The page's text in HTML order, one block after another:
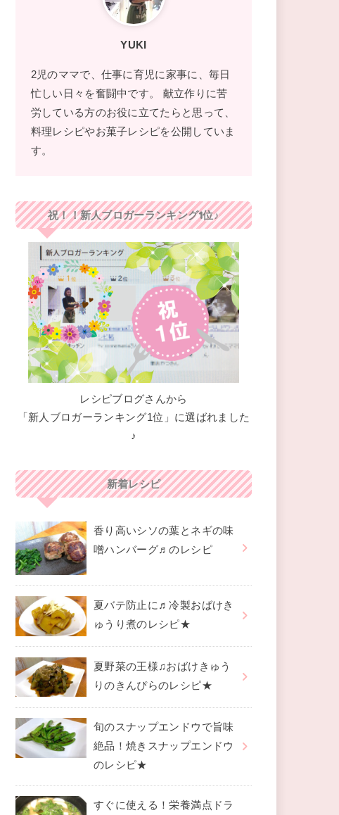
YUKI
2児のママで、仕事に育児に家事に、毎日
忙しい日々を奮闘中です。 献立作りに苦
労している方のお役に立てたらと思って、
料理レシピやお菓子レシピを公開していま
す。
祝！！新人ブロガーランキング1位♪
レシピブログさんから
「新人ブロガーランキング1位」に選ばれました
♪
新着レシピ
香り高いシソの葉とネギの味
噌ハンバーグ♬のレシピ
夏バテ防止に♬冷製おばけき
ゅうり煮のレシピ★
夏野菜の王様♫おばけきゅう
りのきんぴらのレシピ★
旬のスナップエンドウで旨味
絶品！焼きスナップエンドウ
のレシピ★
すぐに使える！栄養満点ドラ